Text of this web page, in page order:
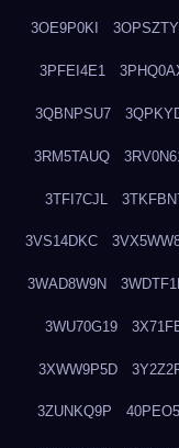
3OE9P0KI
3PFEI4E1
3QBNPSU7
3RM5TAUQ
3TFI7CJL
3VS14DKC
3WAD8W9N
3WU70G19
3XWW9P5D
3ZUNKQ9P